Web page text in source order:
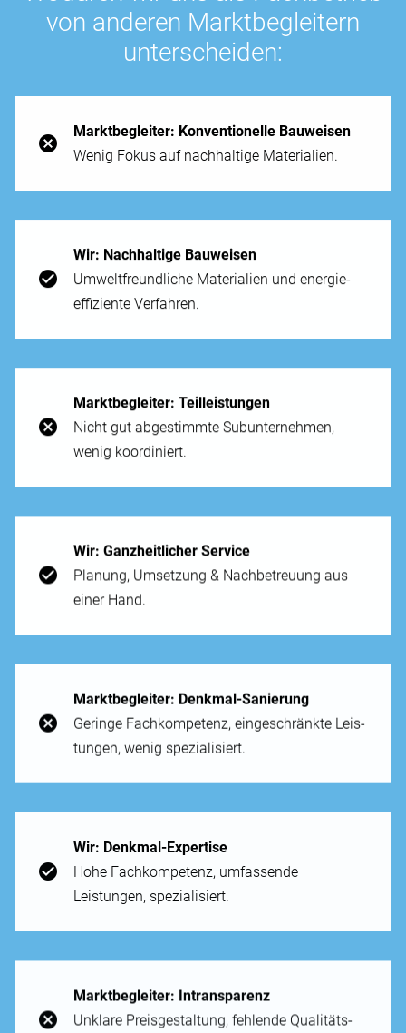
von anderen Markt­begleitern
unter­scheiden:
Markt­begleiter: Kon­ventionelle Bau­weisen
Wenig Fokus auf nach­haltige Materialien.
Wir: Nach­haltige Bau­weisen
Umwelt­freundliche Materialien und energie­
effiziente Ver­fahren.
Markt­begleiter: Teil­leistungen
Nicht gut ab­gestimmte Sub­unternehmen,
wenig koordiniert.
Wir: Ganz­heitlicher Service
Planung, Um­setzung & Nach­betreuung aus
einer Hand.
Markt­begleiter: Denk­mal-San­ierung
Gerin­ge Fach­kompetenz, ein­geschränkte Leis­
tungen, wenig spez­ialisiert.
Wir: Denk­mal-Expertise
Hohe Fach­kompetenz, um­fassende
Leistungen, spezialisiert.
Markt­begleiter: In­transparenz
Un­klare Preis­gestaltung, fehlende Qualitäts­